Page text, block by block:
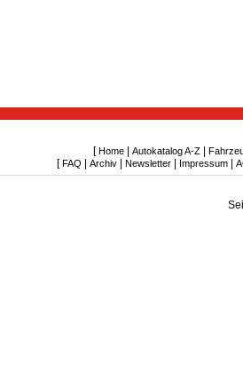
[ Home| Autokatalog A-Z|
[ FAQ Archiv Newsletter Impressum